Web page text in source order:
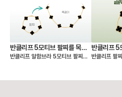
반클리프 5모티브 팔찌를 목걸
이로 만들기 - 실착비교, 연장체
반클리프 알함브라 5모티브 팔찌를
10모티브 목걸이가 하나 더 생긴 기
반클리프 5
용팁-참으
반클리프 팔
닉스 모델 등